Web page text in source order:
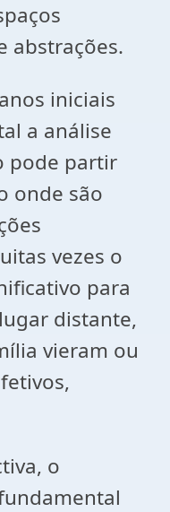
abstrações.
iniciais
a análise
pode partir
onde são
vezes o
para
distante,
vieram ou
o